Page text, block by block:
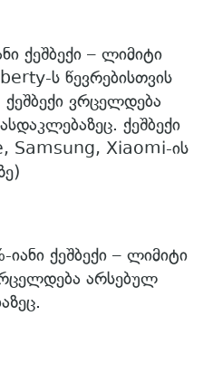
ქეშბექი – ლიმიტი
ს წევრებისთვის
ვრცელდება
ქეშბექი
Samsung, Xiaomi-ის
იანი ქეშბექი – ლიმიტი
არსებულ